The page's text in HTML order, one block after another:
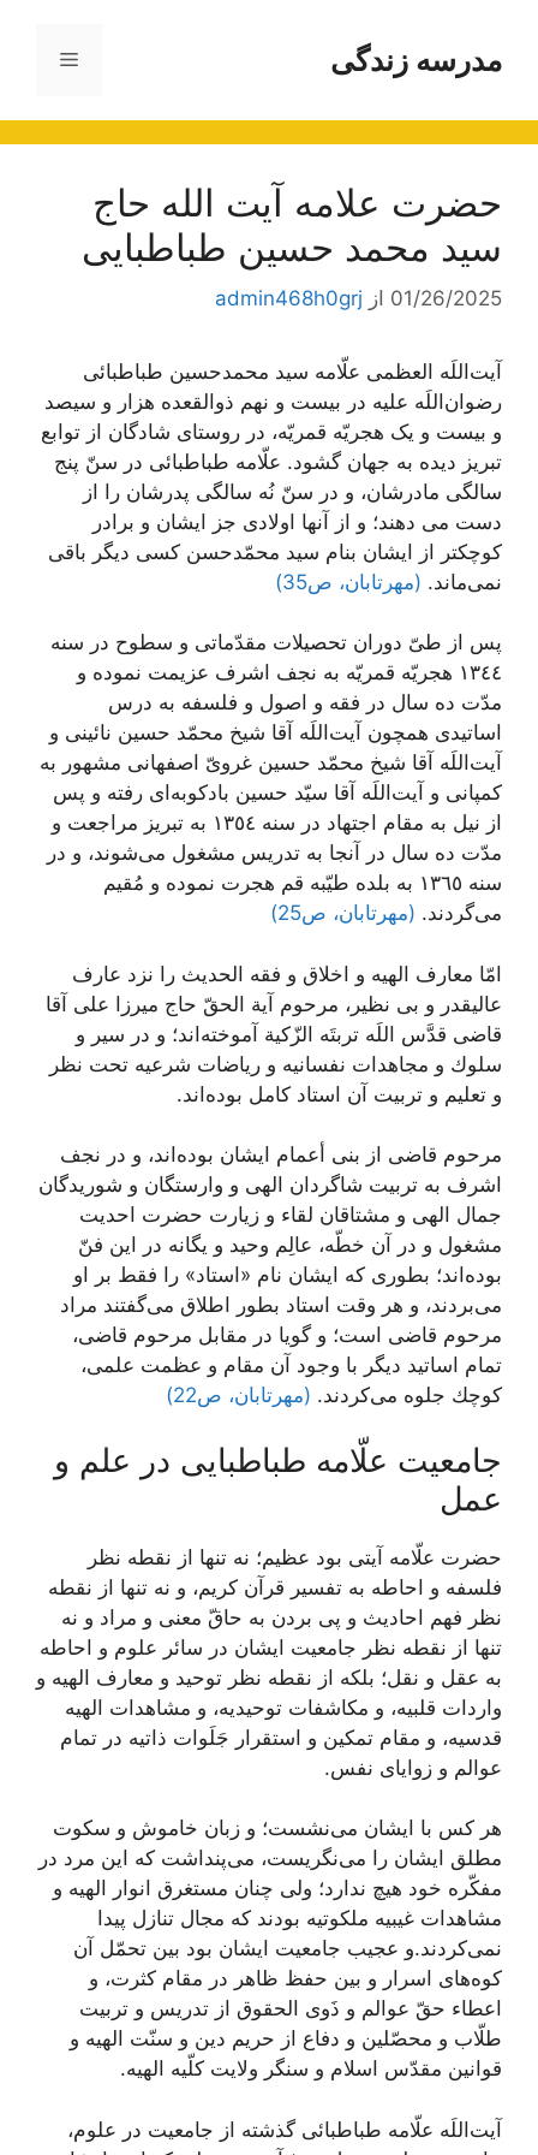
محتوامدرسه زندگی فهرست
حضرت علامه آیت الله حاج
سید محمد حسین طباطبایی
01/26/2025 از admin468h0grj
آیت‌اللَه العظمی علّامه سید محمدحسین طباطبائی
رضوان‌اللَه ‌علیه در بيست و نهم ذوالقعده هزار و سيصد
و بيست و يک هجريّه قمريّه، در روستاى شادگان از توابع
تبريز دیده به جهان گشود. علّامه طباطبائى‌ در سنّ پنج
سالگى مادرشان، و در سنّ نُه سالگى پدرشان را از
دست می دهند؛ و از آنها اولادى جز ایشان و برادر
كوچكتر از ایشان بنام‌ سید محمّدحسن‌ كسى دیگر باقى
نمى‌ماند. (مهرتابان، ص35)
پس از طىّ دوران تحصيلات مقدّماتى و سطوح در سنه
١٣٤٤ هجريّه قمريّه به نجف اشرف عزيمت نموده و
مدّت ده سال در فقه و اصول و فلسفه به درس
اساتيدى همچون آيت‌اللَه آقا شيخ محمّد حسين نائينى و
آيت‌اللَه آقا شيخ محمّد حسين غروىّ اصفهانى مشهور به
کمپانى و آيت‌اللَه آقا سيّد حسين بادکوبه‌اى ‌رفته و پس
از نيل به مقام اجتهاد در سنه ١٣٥٤ به تبريز مراجعت و
مدّت ده سال در آنجا به تدريس مشغول مى‌شوند، و در
سنه ١٣٦٥ به بلده طيّبه قم هجرت نموده و مُقيم
مى‌گردند. (مهرتابان، ص25)
امّا معارف الهیه و اخلاق و فقه الحدیث را نزد عارف
عالیقدر و بى نظیر، مرحوم آیة الحقّ‌ حاج میرزا على آقا
قاضى‌ قدَّس اللَه تربتَه الزّكیة آموخته‌اند؛ و در سیر و
سلوك و مجاهدات نفسانیه و ریاضات شرعیه تحت نظر
و تعلیم و تربیت آن استاد كامل بوده‌اند.
مرحوم قاضى از بنى أعمام ایشان بوده‌اند، و در نجف
اشرف به تربیت شاگردان الهى و وارستگان و شوریدگان
جمال الهى و مشتاقان لقاء و زیارت حضرت احدیت
مشغول و در آن خطّه، عالِم وحید و یگانه در این فنّ
بوده‌اند؛ بطوری كه ایشان نام «استاد» را فقط بر او
مى‌بردند، و هر وقت استاد بطور اطلاق مى‌گفتند مراد
مرحوم قاضى است؛ و گویا در مقابل مرحوم قاضى،
تمام اساتید دیگر با وجود آن مقام و عظمت علمى،
كوچك جلوه مى‌كردند. (مهرتابان، ص22)
جامعیت علّامه طباطبایى در علم و
عمل‌
حضرت علّامه آیتى بود عظیم؛ نه تنها از نقطه نظر
فلسفه و احاطه به تفسیر قرآن كریم، و نه تنها از نقطه
نظر فهم احادیث و پى بردن به حاقّ معنى و مراد و نه
تنها از نقطه نظر جامعیت ایشان در سائر علوم و احاطه
به عقل و نقل؛ بلكه از نقطه نظر توحید و معارف الهیه و
واردات قلبیه، و مكاشفات توحیدیه، و مشاهدات الهیه
قدسیه، و مقام تمكین و استقرار جَلَوات ذاتیه در تمام
عوالم و زوایاى نفس.
هر كس با ایشان مى‌نشست؛ و زبان خاموش و سكوت
مطلق ایشان را مى‌نگریست، مى‌پنداشت كه این مرد در
مفكّره خود هیچ ندارد؛ ولى چنان مستغرق انوار الهیه و
مشاهدات غیبیه ملكوتیه بودند كه مجال تنازل پیدا
نمى‌كردند.و عجیب جامعیت ایشان بود بین تحمّل آن
كوه‌هاى اسرار و بین حفظ ظاهر در مقام كثرت، و
اعطاء حقّ عوالم و ذَوى الحقوق از تدریس و تربیت‌
طلّاب و محصّلین و دفاع از حریم دین و سنّت الهیه و
قوانین مقدّس اسلام و سنگر ولایت كلّیه الهیه.
آيت‌اللَه علّامه طباطبائى‌ گذشته از جامعیت در علوم،